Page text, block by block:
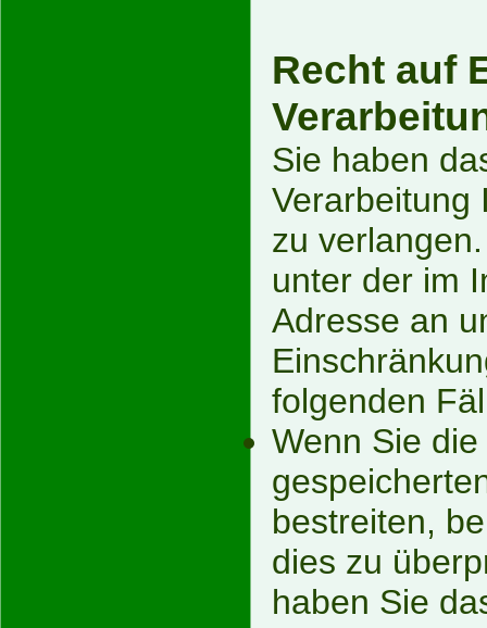
Recht auf
Sie haben
Verarbeitung
zu
unter der im
Adresse an
folgenden
Wenn Sie
bestreiten,
dies zu
haben Sie